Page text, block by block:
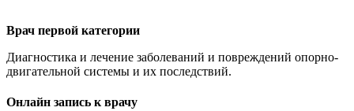
Врач первой категории
Диагностика и лечение заболеваний и повреждений опорно-
двигательной системы и их последствий.
Онлайн запись к врачу